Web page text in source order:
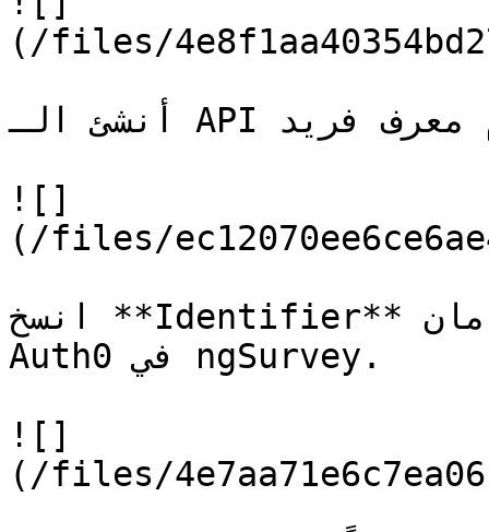
(/files/
أنشئ الـ API الجديدة باستخدام معرف فريد.
![]
(/files/
انسخ **Identifier** وألصقه في إعدادات عنصر أمان
Auth0 في ngSurvey.
![]
(/files/